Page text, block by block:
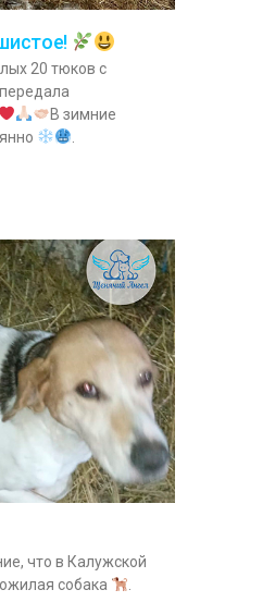
20 тюков с
В зимние
что в Калужской
собака